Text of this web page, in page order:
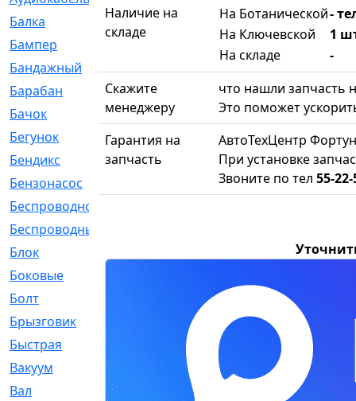
Балка
[58]
Бампер
[137]
Бандажный
[6]
Барабан
[5]
Бачок
[40]
Бегунок
[21]
Бендикс
[26]
Бензонасос
Беспроводное
Беспроводные
Блок
Боковые
Болт
Брызговик
Быстрая
Вакуум
Вал
Наличие на
складе
На Ботанической-
На Ключевской
1
На складе
-
Скажите
менеджеру
что нашли запчасть
Это поможет
Гарантия на
запчасть
АвтоТехЦентр
При установке
Звоните по тел 55-